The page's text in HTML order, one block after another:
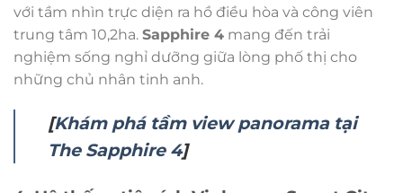
với tầm nhìn trực diện ra hồ điều hòa và công viên
trung tâm 10,2ha. Sapphire 4 mang đến trải
nghiệm sống nghỉ dưỡng giữa lòng phố thị cho
những chủ nhân tinh anh.
[Khám phá tầm view panorama tại
The Sapphire 4]